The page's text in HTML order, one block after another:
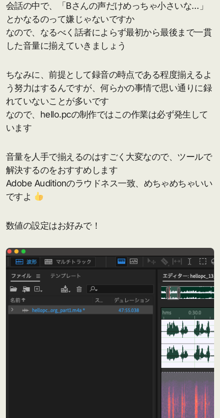
会話の中で、「Bさんの声だけめっちゃ小さいな…」
とかなるのって嫌じゃないですか
なので、なるべく話者によらず最初から最後まで一貫
した音量に揃えていきましょう
ちなみに、前提として録音の時点である程度揃えるよ
う努力はするんですが、何らかの事情で思い通りに録
れていないことが多いです
なので、hello.pcの制作ではこの作業は必ず発生して
います
音量を人手で揃えるのはすごく大変なので、ツールで
解決するのをおすすめします
Adobe Auditionのラウドネス一致、めちゃめちゃいい
ですよ
数値の設定はお好みで！